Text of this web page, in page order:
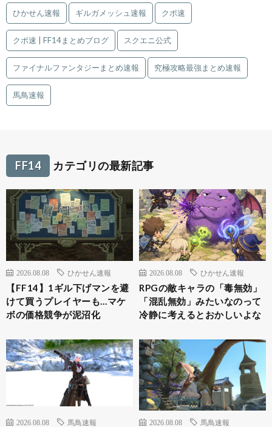
ひかせん速報 ギルガメッシュ速報 クポ速
クポ速 | FF14まとめブログ スクエニ公式
ファイナルファンタジーまとめ速報 究極攻略最強まとめ速報
馬鳥速報
FF14 カテゴリの最新記事
2026.08.08 ひかせん速報
【FF14】1ギル下げマンを避
けて買うプレイヤーも…マケ
ボの価格競争が泥沼化
2026.08.08 ひかせん速報
RPGの敵キャラの「毒無効」
「混乱無効」みたいなのって
冷静に考えるとおかしいよな
2026.08.08 馬鳥速報 2026.08.08 馬鳥速報